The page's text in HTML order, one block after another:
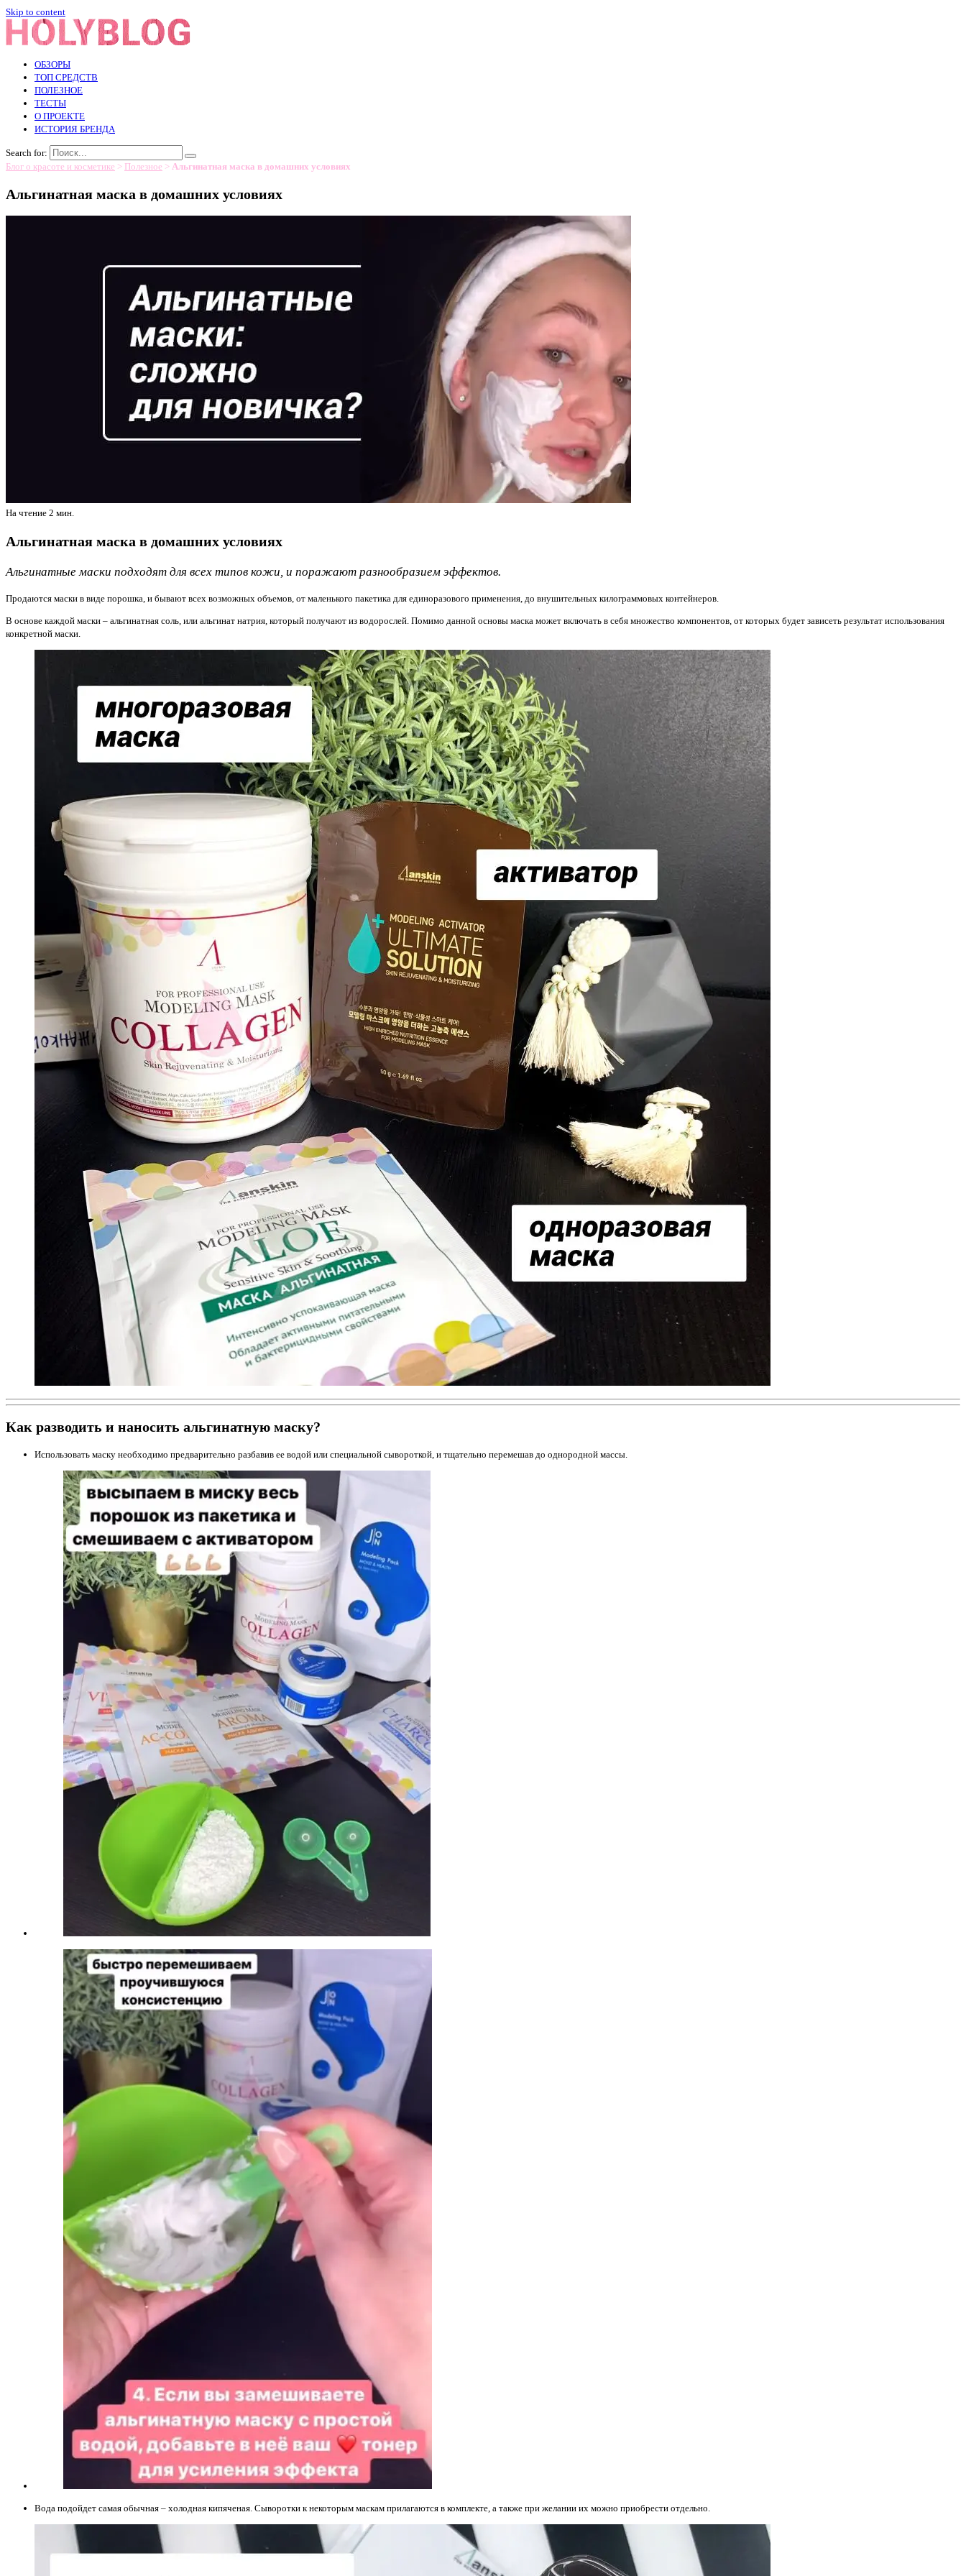
Skip to content
ОБЗОРЫ
ТОП СРЕДСТВ
ПОЛЕЗНОЕ
ТЕСТЫ
О ПРОЕКТЕ
ИСТОРИЯ БРЕНДА
Search for:
Блог о красоте и косметике > Полезное > Альгинатная маска в домашних условиях
Альгинатная маска в домашних условиях
На чтение 2 мин.
Альгинатная маска в домашних условиях
Альгинатные маски подходят для всех типов кожи, и поражают разнообразием эффектов.
Продаются маски в виде порошка, и бывают всех возможных объемов, от маленького пакетика для единоразового применения, до внушительных килограммовых контейнеров.
В основе каждой маски – альгинатная соль, или альгинат натрия, который получают из водорослей. Помимо данной основы маска может включать в себя множество компонентов, от которых будет зависеть результат использования
конкретной маски.
Как разводить и наносить альгинатную маску?
Использовать маску необходимо предварительно разбавив ее водой или специальной сывороткой, и тщательно перемешав до однородной массы.
Вода подойдет самая обычная – холодная кипяченая. Сыворотки к некоторым маскам прилагаются в комплекте, а также при желании их можно приобрести отдельно.